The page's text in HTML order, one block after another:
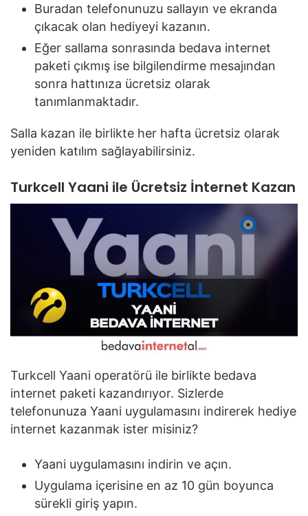
Buradan telefonunuzu sallayın ve ekranda
çıkacak olan hediyeyi kazanın.
Eğer sallama sonrasında bedava internet
paketi çıkmış ise bilgilendirme mesajından
sonra hattınıza ücretsiz olarak
tanımlanmaktadır.
Salla kazan ile birlikte her hafta ücretsiz olarak
yeniden katılım sağlayabilirsiniz.
Turkcell Yaani ile Ücretsiz İnternet Kazan
Turkcell Yaani operatörü ile birlikte bedava
internet paketi kazandırıyor. Sizlerde
telefonunuza Yaani uygulamasını indirerek hediye
internet kazanmak ister misiniz?
Yaani uygulamasını indirin ve açın.
Uygulama içerisine en az 10 gün boyunca
sürekli giriş yapın.